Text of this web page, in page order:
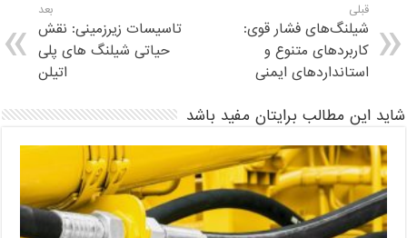
قبلی
شیلنگ‌های فشار قوی:
کاربردهای متنوع و
استانداردهای ایمنی
بعد
تاسیسات زیرزمینی: نقش
حیاتی شیلنگ های پلی
اتیلن
شاید این مطالب برایتان مفید باشد